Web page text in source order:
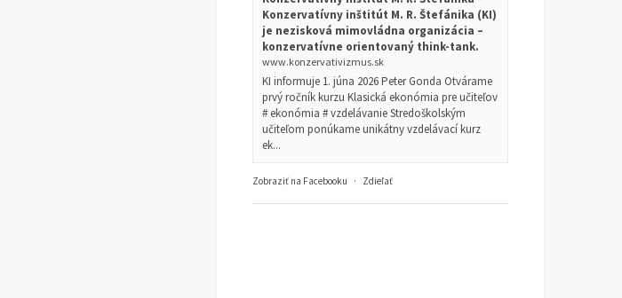
Konzervatívny inštitút M. R. Štefánika (KI)
je nezisková mimovládna organizácia –
konzervatívne orientovaný think-tank.
www.konzervativizmus.sk
KI informuje 1. júna 2026 Peter Gonda Otvárame
prvý ročník kurzu Klasická ekonómia pre učiteľov
# ekonómia # vzdelávanie Stredoškolským
učiteľom ponúkame unikátny vzdelávací kurz
ek...
Zobraziť na Facebooku · Zdieľať